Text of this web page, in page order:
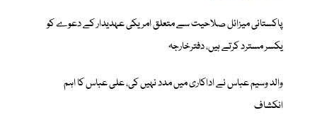
پاکستانی میزائل صلاحیت سے متعلق امریکی عہدیدار کے دعوے کو
یکسر مسترد کرتے ہیں، دفترخارجہ
والد وسیم عباس نے اداکاری میں مدد نہیں کی، علی عباس کا اہم
انکشاف